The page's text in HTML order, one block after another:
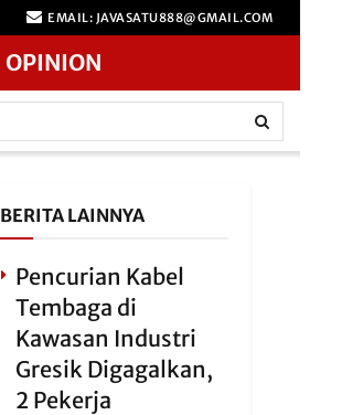
EMAIL: JAVASATU888@GMAIL.COM
OPINION
BERITA LAINNYA
Pencurian Kabel
Tembaga di
Kawasan Industri
Gresik Digagalkan,
2 Pekerja